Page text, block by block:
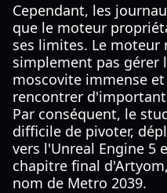
Cependant, les
que le moteur
ses limites. Le
simplement pas gérer
moscovite immense
rencontrer
Par conséquent, le
difficile de pivoter,
vers l'Unreal Engine 5
chapitre final
nom de Metro 2039.